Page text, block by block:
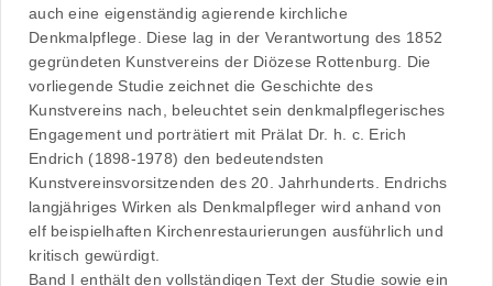
auch eine eigenständig agierende kirchliche
Denkmalpflege. Diese lag in der Verantwortung des 1852
gegründeten Kunstvereins der Diözese Rottenburg. Die
vorliegende Studie zeichnet die Geschichte des
Kunstvereins nach, beleuchtet sein denkmalpflegerisches
Engagement und porträtiert mit Prälat Dr. h. c. Erich
Endrich (1898-1978) den bedeutendsten
Kunstvereinsvorsitzenden des 20. Jahrhunderts. Endrichs
langjähriges Wirken als Denkmalpfleger wird anhand von
elf beispielhaften Kirchenrestaurierungen ausführlich und
kritisch gewürdigt.
Band I enthält den vollständigen Text der Studie sowie ein